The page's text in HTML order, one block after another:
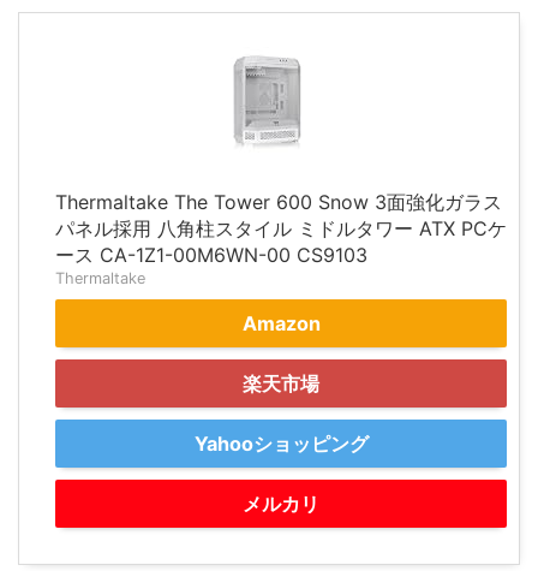
Thermaltake The Tower 600 Snow 3面強化ガラス
パネル採用 八角柱スタイル ミドルタワー ATX PCケ
ース CA-1Z1-00M6WN-00 CS9103
Thermaltake
Amazon
楽天市場
Yahooショッピング
メルカリ